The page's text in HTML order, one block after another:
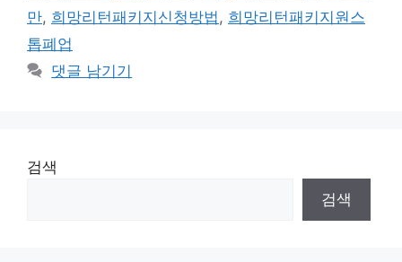
만, 희망리턴패키지신청방법 , 희망리턴패키지원스
톱폐업
댓글 남기기
검색
검색